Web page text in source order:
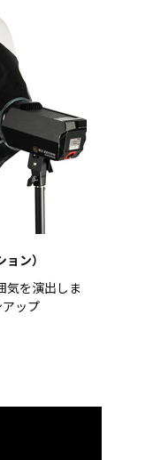
ン）
気を演出しま
ップ